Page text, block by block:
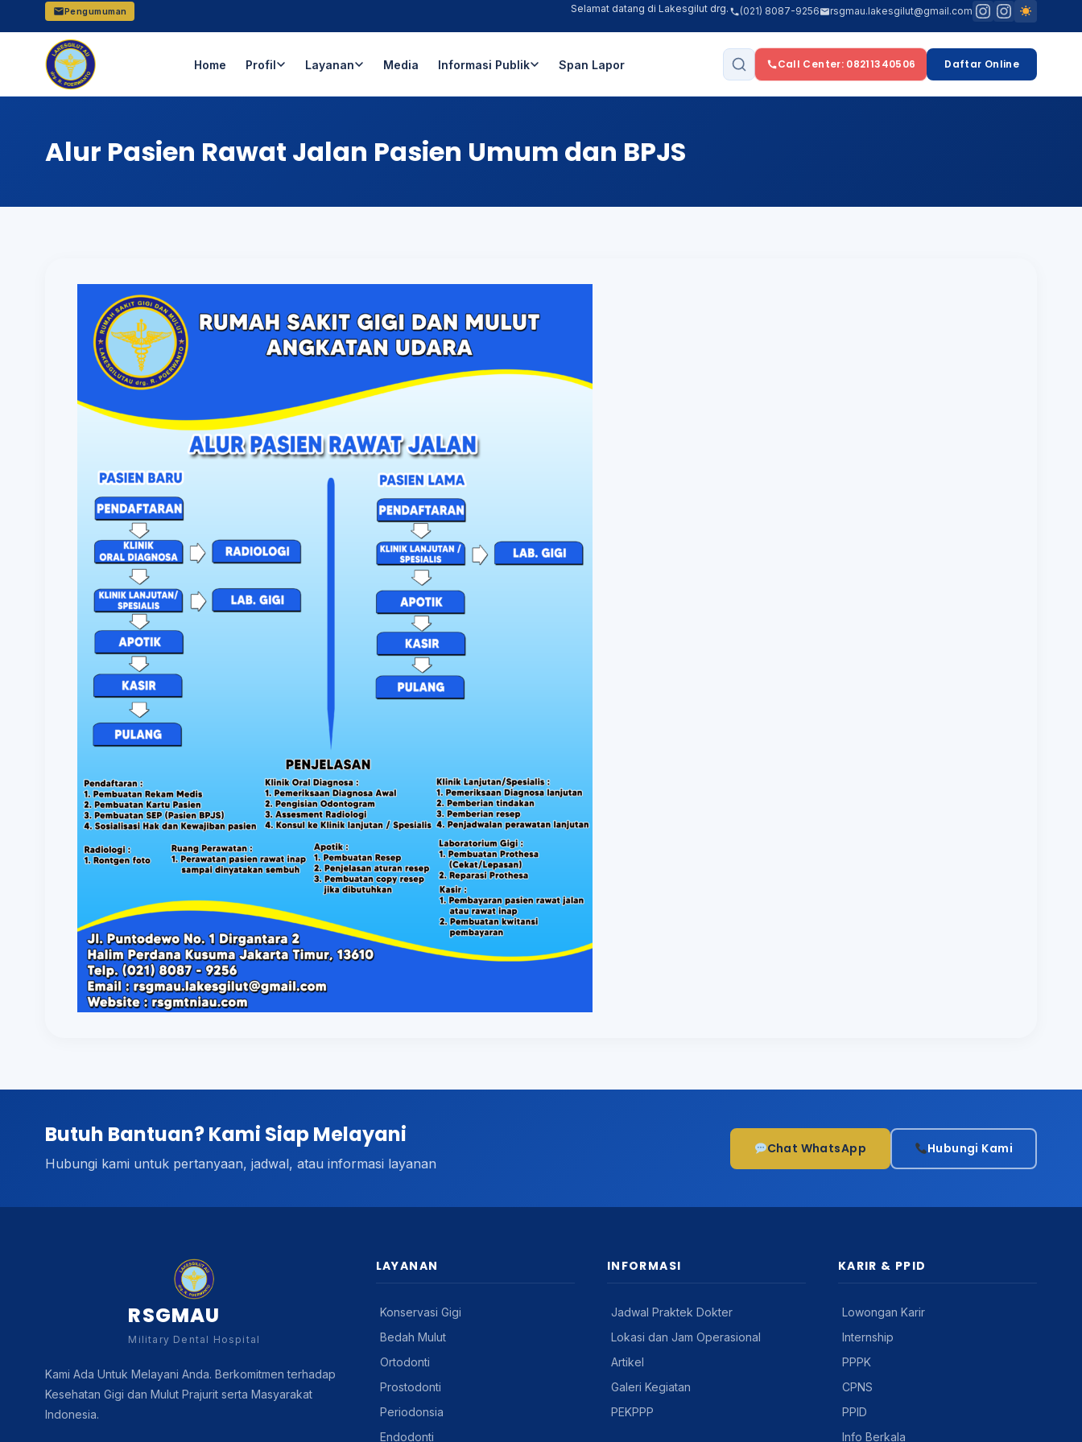
Pengumuman Selamat datang di Lakesgilut drg. R. Poerwanto | Jam Pelayanan: Senin–Jumat Pagi : 08.00–Selesai WIB Sore :
(021) 8087-9256 rsgmau.lakesgilut@gmail.com
Home Profil Layanan Media Informasi Publik Span Lapor Call Center: 08211340506 Daftar Online
Alur Pasien Rawat Jalan Pasien Umum dan BPJS
Butuh Bantuan? Kami Siap Melayani
Hubungi kami untuk pertanyaan, jadwal, atau informasi layanan
Chat WhatsApp Hubungi Kami
RSGMAU
Military Dental Hospital
Kami Ada Untuk Melayani Anda. Berkomitmen terhadap
Kesehatan Gigi dan Mulut Prajurit serta Masyarakat
Indonesia.
LAYANAN
Konservasi Gigi
Bedah Mulut
Ortodonti
Prostodonti
Periodonsia
Endodonti
INFORMASI
Jadwal Praktek Dokter
Lokasi dan Jam Operasional
Artikel
Galeri Kegiatan
PEKPPP
KARIR & PPID
Lowongan Karir
Internship
PPPK
CPNS
PPID
Info Berkala